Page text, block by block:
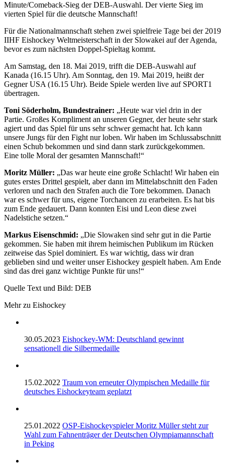
Minute/Comeback-Sieg der DEB-Auswahl. Der vierte Sieg im
vierten Spiel für die deutsche Mannschaft!
Für die Nationalmannschaft stehen zwei spielfreie Tage bei der 2019
IIHF Eishockey Weltmeisterschaft in der Slowakei auf der Agenda,
bevor es zum nächsten Doppel-Spieltag kommt.
Am Samstag, den 18. Mai 2019, trifft die DEB-Auswahl auf
Kanada (16.15 Uhr). Am Sonntag, den 19. Mai 2019, heißt der
Gegner USA (16.15 Uhr). Beide Spiele werden live auf SPORT1
übertragen.
Toni Söderholm, Bundestrainer: „Heute war viel drin in der
Partie. Großes Kompliment an unseren Gegner, der heute sehr stark
agiert und das Spiel für uns sehr schwer gemacht hat. Ich kann
unsere Jungs für den Fight nur loben. Wir haben im Schlussabschnitt
einen Schub bekommen und sind dann stark zurückgekommen.
Eine tolle Moral der gesamten Mannschaft!“
Moritz Müller: „Das war heute eine große Schlacht! Wir haben ein
gutes erstes Drittel gespielt, aber dann im Mittelabschnitt den Faden
verloren und nach den Strafen auch die Tore bekommen. Danach
war es schwer für uns, eigene Torchancen zu erarbeiten. Es hat bis
zum Ende gedauert. Dann konnten Eisi und Leon diese zwei
Nadelstiche setzen.“
Markus Eisenschmid: „Die Slowaken sind sehr gut in die Partie
gekommen. Sie haben mit ihrem heimischen Publikum im Rücken
zeitweise das Spiel dominiert. Es war wichtig, dass wir dran
geblieben sind und weiter unser Eishockey gespielt haben. Am Ende
sind das drei ganz wichtige Punkte für uns!“
Quelle Text und Bild: DEB
Mehr zu Eishockey
30.05.2023 Eishockey-WM: Deutschland gewinnt
sensationell die Silbermedaille
15.02.2022 Traum von erneuter Olympischen Medaille für
deutsches Eishockeyteam geplatzt
25.01.2022 OSP-Eishockeyspieler Moritz Müller steht zur
Wahl zum Fahnenträger der Deutschen Olympiamannschaft
in Peking